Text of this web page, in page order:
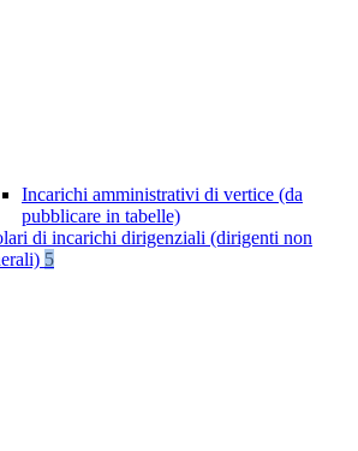
Incarichi amministrativi di vertice (da
pubblicare in tabelle)
di incarichi dirigenziali (dirigenti non
5